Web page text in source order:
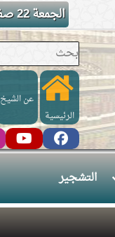
الجمعة 22 صفر 1448 هـ - 7 أغسطس 2026
الرئيسية
عن الشيخ
التشجير